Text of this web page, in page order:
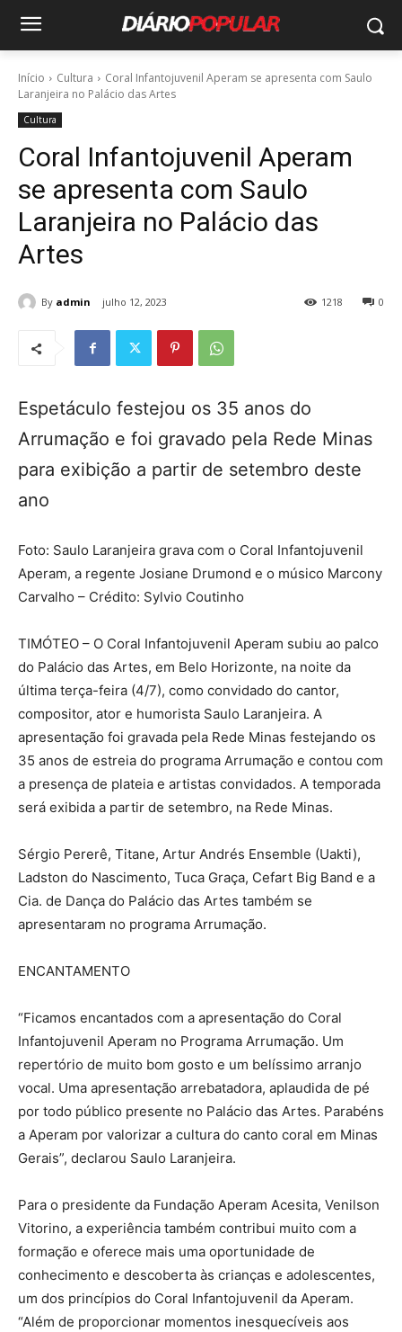
Início Cultura
Coral Infantojuvenil Aperam se apresenta com Saulo
Laranjeira no Palácio das Artes
Cultura
Coral Infantojuvenil Aperam
se apresenta com Saulo
Laranjeira no Palácio das
Artes
By admin julho 12, 2023 0
1218
Espetáculo festejou os 35 anos do
Arrumação e foi gravado pela Rede Minas
para exibição a partir de setembro deste
ano
Foto: Saulo Laranjeira grava com o Coral Infantojuvenil
Aperam, a regente Josiane Drumond e o músico Marcony
Carvalho – Crédito: Sylvio Coutinho
TIMÓTEO – O Coral Infantojuvenil Aperam subiu ao palco
do Palácio das Artes, em Belo Horizonte, na noite da
última terça-feira (4/7), como convidado do cantor,
compositor, ator e humorista Saulo Laranjeira. A
apresentação foi gravada pela Rede Minas festejando os
35 anos de estreia do programa Arrumação e contou com
a presença de plateia e artistas convidados. A temporada
será exibida a partir de setembro, na Rede Minas.
Sérgio Pererê, Titane, Artur Andrés Ensemble (Uakti),
Ladston do Nascimento, Tuca Graça, Cefart Big Band e a
Cia. de Dança do Palácio das Artes também se
apresentaram no programa Arrumação.
ENCANTAMENTO
“Ficamos encantados com a apresentação do Coral
Infantojuvenil Aperam no Programa Arrumação. Um
repertório de muito bom gosto e um belíssimo arranjo
vocal. Uma apresentação arrebatadora, aplaudida de pé
por todo público presente no Palácio das Artes. Parabéns
a Aperam por valorizar a cultura do canto coral em Minas
Gerais”, declarou Saulo Laranjeira.
Para o presidente da Fundação Aperam Acesita, Venilson
Vitorino, a experiência também contribui muito com a
formação e oferece mais uma oportunidade de
conhecimento e descoberta às crianças e adolescentes,
um dos princípios do Coral Infantojuvenil da Aperam.
“Além de proporcionar momentos inesquecíveis aos